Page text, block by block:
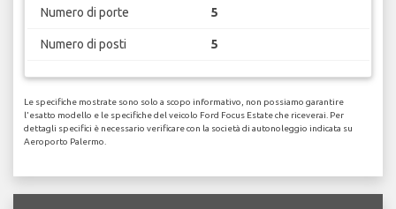
Numero di porte 5
Numero di posti 5
Le specifiche mostrate sono solo a scopo informativo, non possiamo garantire
l'esatto modello e le specifiche del veicolo Ford Focus Estate che riceverai. Per
dettagli specifici è necessario verificare con la società di autonoleggio indicata su
Aeroporto Palermo.